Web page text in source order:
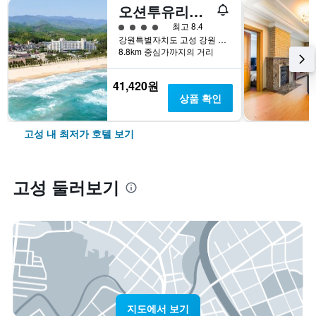
오션투유리조트 속초설악비치 호텔앤콘도
4​성급
최고 8.4
강원특별자치도 고성 강원 고성군 죽왕면 삼포해변길 9
8.8km 중심가까지의 거리
41,420원
상품 확인
고성 내 최저가 호텔 보기
고성 둘러보기
지도에서 보기